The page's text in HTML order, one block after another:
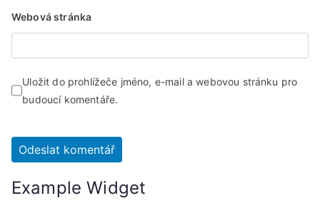
Webová stránka
Uložit do prohlížeče jméno, e-mail a webovou stránku pro
budoucí komentáře.
Example Widget